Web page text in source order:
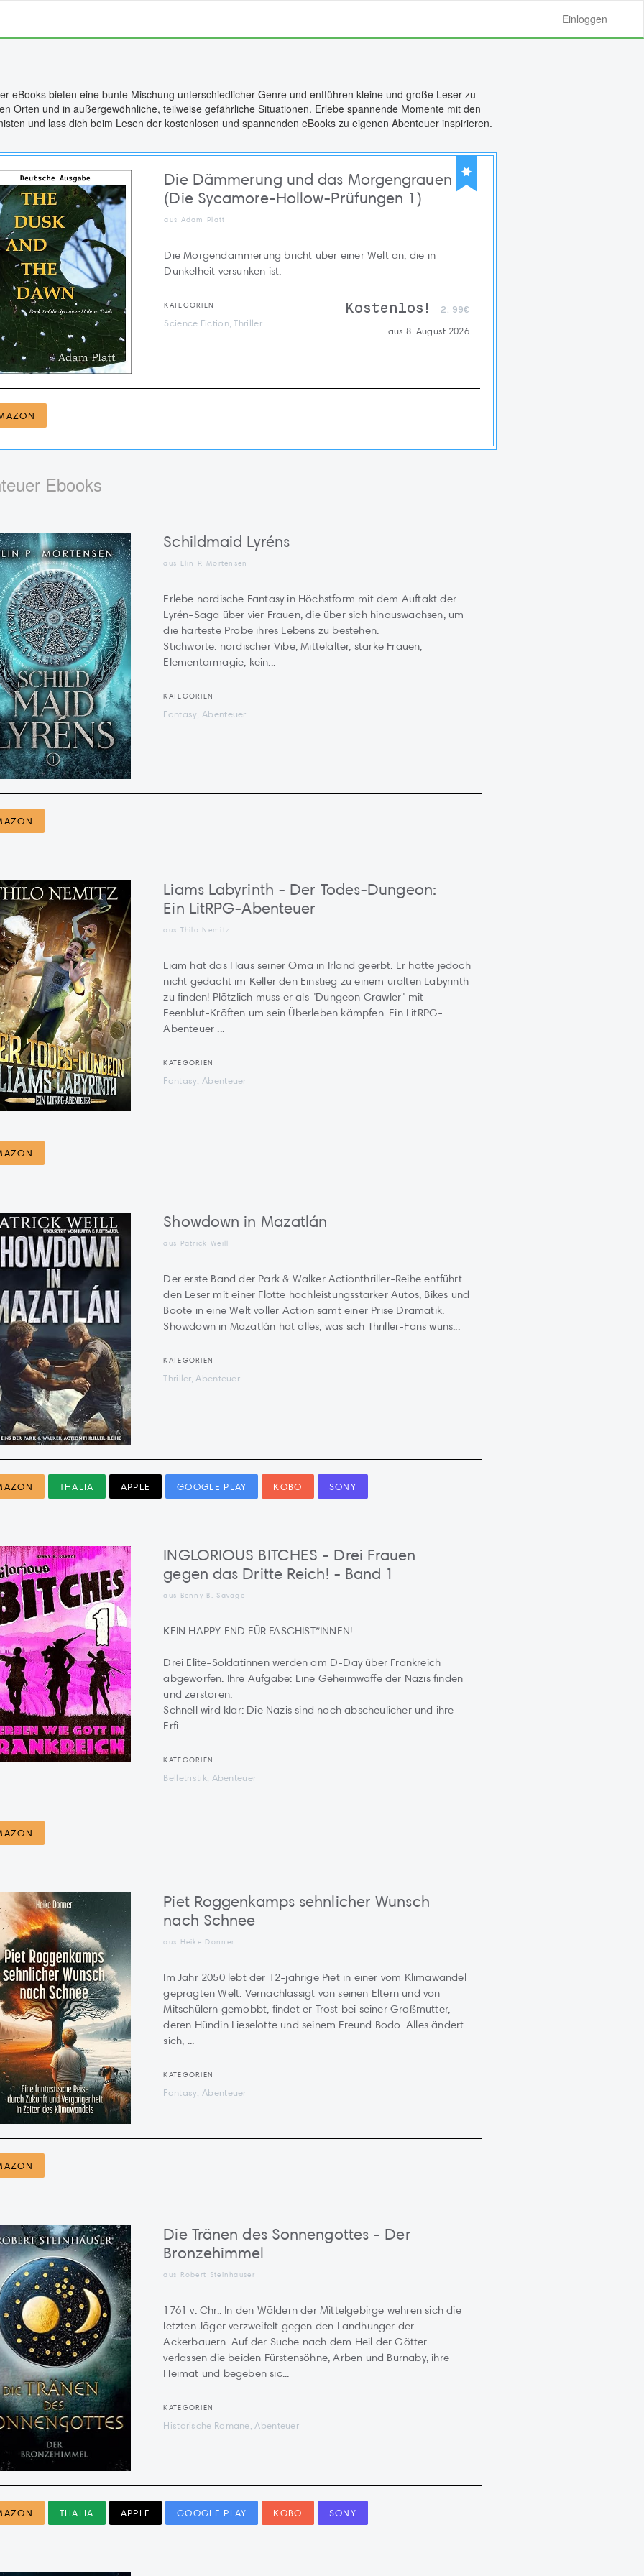
Einloggen
eBooks bieten eine bunte Mischung unterschiedlicher Genre und entführen kleine und große Leser zu
Orten und in außergewöhnliche, teilweise gefährliche Situationen. Erlebe spannende Momente mit den
und lass dich beim Lesen der kostenlosen und spannenden eBooks zu eigenen Abenteuer inspirieren.
Die Dämmerung und das Morgengrauen
(Die Sycamore-Hollow-Prüfungen 1)
aus Adam Platt
Die Morgendämmerung bricht über einer Welt an, die in
Dunkelheit versunken ist.
KATEGORIEN
Science Fiction, Thriller
Kostenlos! 2.99€
aus 8. August 2026
Ebooks
Schildmaid Lyréns
aus Elin P. Mortensen
Erlebe nordische Fantasy in Höchstform mit dem Auftakt der
Lyrén-Saga über vier Frauen, die über sich hinauswachsen, um
die härteste Probe ihres Lebens zu bestehen.
Stichworte: nordischer Vibe, Mittelalter, starke Frauen,
Elementarmagie, kein...
KATEGORIEN
Fantasy, Abenteuer
Liams Labyrinth - Der Todes-Dungeon:
Ein LitRPG-Abenteuer
aus Thilo Nemitz
Liam hat das Haus seiner Oma in Irland geerbt. Er hätte jedoch
nicht gedacht im Keller den Einstieg zu einem uralten Labyrinth
zu finden! Plötzlich muss er als "Dungeon Crawler" mit
Feenblut-Kräften um sein Überleben kämpfen. Ein LitRPG-
Abenteuer ...
KATEGORIEN
Fantasy, Abenteuer
Showdown in Mazatlán
aus Patrick Weill
Der erste Band der Park & Walker Actionthriller-Reihe entführt
den Leser mit einer Flotte hochleistungsstarker Autos, Bikes und
Boote in eine Welt voller Action samt einer Prise Dramatik.
Showdown in Mazatlán hat alles, was sich Thriller-Fans wüns...
KATEGORIEN
Thriller, Abenteuer
THALIA APPLE GOOGLE PLAY KOBO SONY
INGLORIOUS BITCHES - Drei Frauen
gegen das Dritte Reich! - Band 1
aus Benny B. Savage
KEIN HAPPY END FÜR FASCHIST*INNEN!
Drei Elite-Soldatinnen werden am D-Day über Frankreich
abgeworfen. Ihre Aufgabe: Eine Geheimwaffe der Nazis finden
und zerstören.
Schnell wird klar: Die Nazis sind noch abscheulicher und ihre
Erfi...
KATEGORIEN
Belletristik, Abenteuer
Piet Roggenkamps sehnlicher Wunsch
nach Schnee
aus Heike Donner
Im Jahr 2050 lebt der 12-jährige Piet in einer vom Klimawandel
geprägten Welt. Vernachlässigt von seinen Eltern und von
Mitschülern gemobbt, findet er Trost bei seiner Großmutter,
deren Hündin Lieselotte und seinem Freund Bodo. Alles ändert
sich, ...
KATEGORIEN
Fantasy, Abenteuer
Die Tränen des Sonnengottes - Der
Bronzehimmel
aus Robert Steinhauser
1761 v. Chr.: In den Wäldern der Mittelgebirge wehren sich die
letzten Jäger verzweifelt gegen den Landhunger der
Ackerbauern. Auf der Suche nach dem Heil der Götter
verlassen die beiden Fürstensöhne, Arben und Burnaby, ihre
Heimat und begeben sic...
KATEGORIEN
Historische Romane, Abenteuer
THALIA APPLE GOOGLE PLAY KOBO SONY